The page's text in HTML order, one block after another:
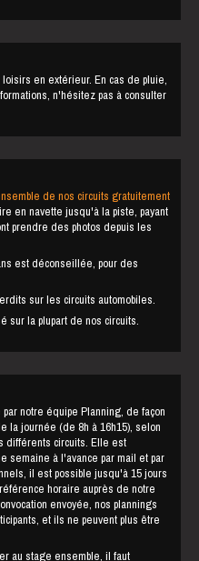
en extérieur. En cas de pluie,
n'hésitez pas à consulter
de nos circuits gratuitement
en navette jusqu'à la piste, payant
prendre des photos depuis les
est déconseillée, pour des
sur les circuits automobiles.
sur la plupart de nos circuits.
notre équipe Planning, de façon
la journée (de 8h à 16h15), selon
différents circuits. Elle est
semaine à l'avance par mail et par
il est possible jusqu'à 15 jours
horaire auprès de notre
envoyée, nos plannings
et ils ne peuvent plus être
au stage ensemble, il faut